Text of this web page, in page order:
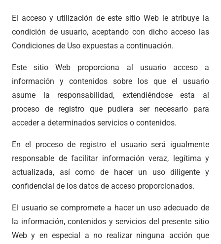
El acceso y utilización de este sitio Web le atribuye la
condición de usuario, aceptando con dicho acceso las
Condiciones de Uso expuestas a continuación.
Este sitio Web proporciona al usuario acceso a
información y contenidos sobre los que el usuario
asume la responsabilidad, extendiéndose esta al
proceso de registro que pudiera ser necesario para
acceder a determinados servicios o contenidos.
En el proceso de registro el usuario será igualmente
responsable de facilitar información veraz, legítima y
actualizada, así como de hacer un uso diligente y
confidencial de los datos de acceso proporcionados.
El usuario se compromete a hacer un uso adecuado de
la información, contenidos y servicios del presente sitio
Web y en especial a no realizar ninguna acción que